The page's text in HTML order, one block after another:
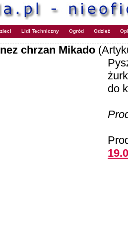
Lidl Techniczny Ogród Odzież
chrzan Mikado
do